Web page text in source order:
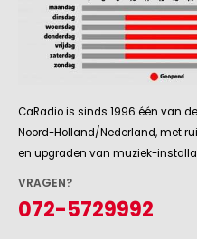
CaRadio is sinds 1996 één van
Noord-Holland/Nederland, met
en upgraden van muziek-
VRAGEN?
072-5729992